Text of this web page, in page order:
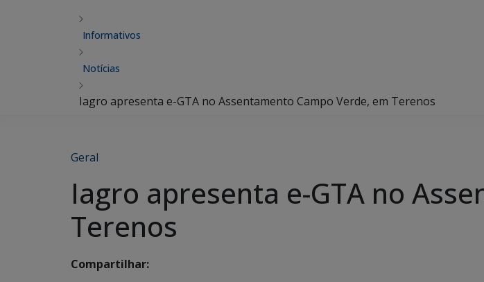
Informativos
Notícias
Iagro apresenta e-GTA no Assentamento Campo Verde, em Terenos
Geral
Iagro apresenta e-GTA no
Terenos
Compartilhar: